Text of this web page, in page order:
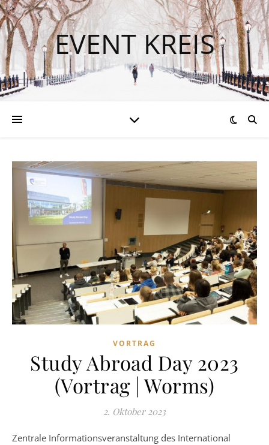
EVENT KREIS
VORTRAG
Study Abroad Day 2023
(Vortrag | Worms)
2. Oktober 2023
Zentrale Informationsveranstaltung des International